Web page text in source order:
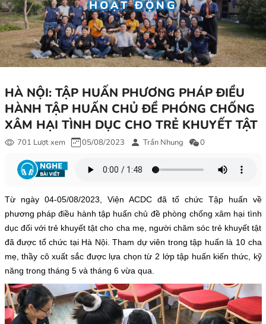
HOẠT ĐỘNG
HÀ NỘI: TẬP HUẤN PHƯƠNG PHÁP ĐIỀU
HÀNH TẬP HUẤN CHỦ ĐỀ PHÓNG CHỐNG
XÂM HẠI TÌNH DỤC CHO TRẺ KHUYẾT TẬT
701 Lượt xem 05/08/2023 Trần Nhung 0
Từ ngày 04-05/08/2023, Viện ACDC đã tổ chức Tập huấn về
phương pháp điều hành tập huấn chủ đề phòng chống xâm hại tình
dục đối với trẻ khuyết tật cho cha mẹ, người chăm sóc trẻ khuyết tật
đã được tổ chức tại Hà Nội. Tham dự viên trong tập huấn là 10 cha
mẹ, thầy cô xuất sắc được lựa chọn từ 2 lớp tập huấn kiến thức, kỹ
năng trong tháng 5 và tháng 6 vừa qua.